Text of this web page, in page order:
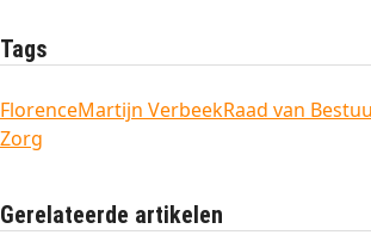
Tags
FlorenceMartijn VerbeekRaad van
Zorg
Gerelateerde artikelen